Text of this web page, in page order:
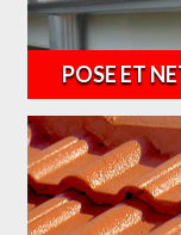
POSE ET